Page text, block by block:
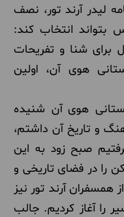
لیدر آرند تور، نصف
بتواند انتخاب کند:
برای شنا و تفریحات
هوی آن، اولین
هوی آن شنیده
و تاریخ آن داشتم،
صبح زود به این
را در فضای تاریخی و
همسفران آرند تور نیز
را آغاز کردیم. جالب